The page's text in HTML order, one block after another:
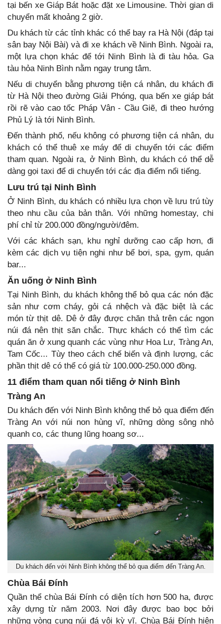
tại bến xe Giáp Bát hoặc đặt xe Limousine. Thời gian di
chuyển mất khoảng 2 giờ.
Du khách từ các tỉnh khác có thể bay ra Hà Nội (đáp tại
sân bay Nội Bài) và đi xe khách về Ninh Bình. Ngoài ra,
một lựa chọn khác để tới Ninh Bình là đi tàu hỏa. Ga
tàu hỏa Ninh Bình nằm ngay trung tâm.
Nếu di chuyển bằng phương tiện cá nhân, du khách đi
từ Hà Nội theo đường Giải Phóng, qua bến xe giáp bát
rồi rẽ vào cao tốc Pháp Vân - Cầu Giẽ, đi theo hướng
Phủ Lý là tới Ninh Bình.
Đến thành phố, nếu không có phương tiện cá nhân, du
khách có thể thuê xe máy để di chuyển tới các điểm
tham quan. Ngoài ra, ở Ninh Bình, du khách có thể dễ
dàng gọi taxi để di chuyển tới các địa điểm nổi tiếng.
Lưu trú tại Ninh Bình
Ở Ninh Bình, du khách có nhiều lựa chọn về lưu trú tùy
theo nhu cầu của bản thân. Với những homestay, chi
phí chỉ từ 200.000 đồng/người/đêm.
Với các khách sạn, khu nghỉ dưỡng cao cấp hơn, đi
kèm các dịch vụ tiện nghi như bể bơi, spa, gym, quán
bar...
Ăn uống ở Ninh Bình
Tại Ninh Bình, du khách không thể bỏ qua các nón đặc
sản như cơm cháy, gỏi cá nhệch và đặc biệt là các
món từ thịt dê. Dê ở đây được chăn thả trên các ngọn
núi đá nên thịt săn chắc. Thực khách có thể tìm các
quán ăn ở xung quanh các vùng như Hoa Lư, Tràng An,
Tam Cốc... Tùy theo cách chế biến và định lượng, các
phần thịt dê có thể có giá từ 100.000-250.000 đồng.
11 điểm tham quan nổi tiếng ở Ninh Bình
Tràng An
Du khách đến với Ninh Bình không thể bỏ qua điểm đến
Tràng An với núi non hùng vĩ, những dòng sông nhỏ
quanh co, các thung lũng hoang sơ...
Du khách đến với Ninh Bình không thể bỏ qua điểm đến Tràng An.
Chùa Bái Đính
Quần thể chùa Bái Đính có diện tích hơn 500 ha, được
xây dựng từ năm 2003. Nơi đây được bao bọc bởi
những vòng cung núi đá vôi kỳ vĩ. Chùa Bái Đính hiện